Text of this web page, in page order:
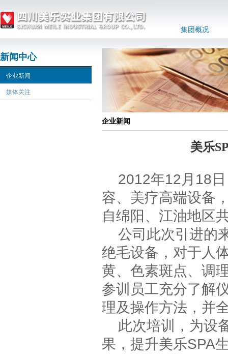
集团概况
新闻中心
企业新闻
媒体关注
企业新闻
美乐
2012年12月18日
容、美疗高端设备
自绵阳、江油地区
公司此次引进的
绝毛设备，对于人
黄、色素斑点、调
参训员工充分了解
理及操作方法，并
此次培训，为设
果，提升美乐SPA